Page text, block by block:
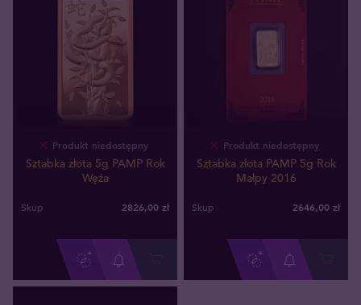
Produkt niedostępny
Sztabka złota 5g PAMP Rok
Węża
Skup 2826,00 zł
Produkt niedostępny
Sztabka złota PAMP 5g Rok
Małpy 2016
Skup 2646,00 zł